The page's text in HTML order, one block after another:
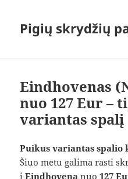
Pigių skrydžių
Eindhovenas
nuo 127 Eur –
variantas spalį
Puikus variantas spalio
Šiuo metu galima rasti
įEindhoveną nuo127